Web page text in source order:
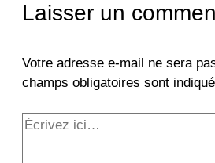
Laisser un
Votre adresse e-mail ne sera
champs obligatoires sont
Écrivez